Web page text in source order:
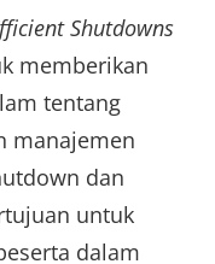
Shutdowns
memberikan
tentang
manajemen
dan
untuk
dalam